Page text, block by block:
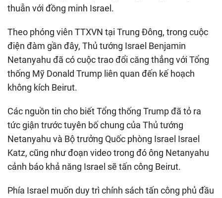
thuẫn với đồng minh Israel.
Theo phóng viên TTXVN tại Trung Đông, trong cuộc
điện đàm gần đây, Thủ tướng Israel Benjamin
Netanyahu đã có cuộc trao đổi căng thẳng với Tổng
thống Mỹ Donald Trump liên quan đến kế hoạch
không kích Beirut.
Các nguồn tin cho biết Tổng thống Trump đã tỏ ra
tức giận trước tuyên bố chung của Thủ tướng
Netanyahu và Bộ trưởng Quốc phòng Israel Israel
Katz, cũng như đoạn video trong đó ông Netanyahu
cảnh báo khả năng Israel sẽ tấn công Beirut.
Phía Israel muốn duy trì chính sách tấn công phủ đầu